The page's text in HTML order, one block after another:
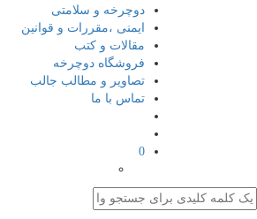
دوچرخه و سلامتی
ایمنی ،مقررات و قوانین
مقالات و کتب
فروشگاه دوچرخه
تصاویر و مطالب جالب
تماس با ما
0